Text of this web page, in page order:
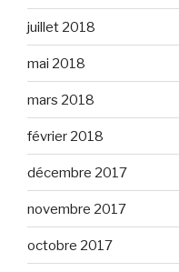
juillet 2018
mai 2018
mars 2018
février 2018
décembre 2017
novembre 2017
octobre 2017